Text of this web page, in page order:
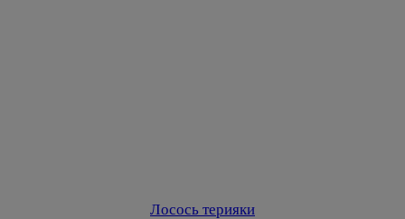
Лосось терияки